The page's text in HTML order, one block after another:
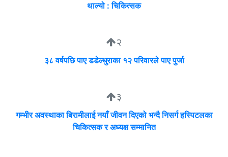
थाल्यो : चिकित्सक
२
३८ वर्षपछि पाए डडेल्धुराका १२ परिवारले पाए पुर्जा
३
गम्भीर अवस्थाका बिरामीलाई नयाँ जीवन दिएको भन्दै निसर्ग हस्पिटलका
चिकित्सक र अध्यक्ष सम्मानित